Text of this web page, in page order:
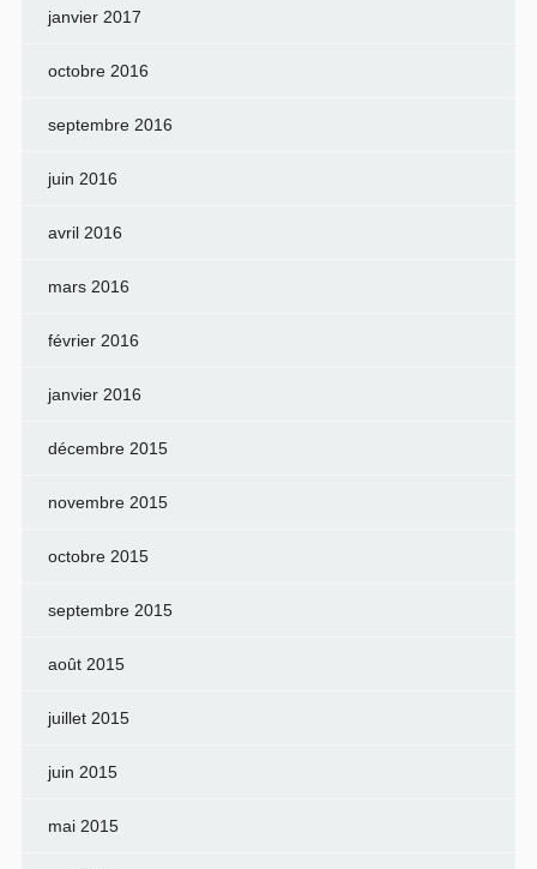
janvier 2017
octobre 2016
septembre 2016
juin 2016
avril 2016
mars 2016
février 2016
janvier 2016
décembre 2015
novembre 2015
octobre 2015
septembre 2015
août 2015
juillet 2015
juin 2015
mai 2015